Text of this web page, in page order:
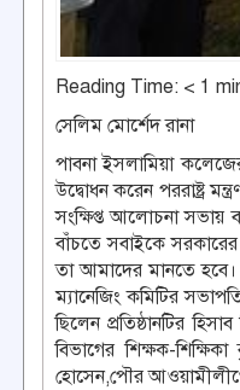
Reading Time: < 1
সেলিম মোর্শেদ রানা
পাবনা ইসলামিয়া
উদ্বোধন করেন পররাষ্ট্র
সংক্ষিপ্ত আলোচনা সভায়
বাঁচতে সবাইকে সরকারের
তা আমাদের মানতে হবে।
ম্যানেজিং কমিটির
ছিলেন প্রতিষ্ঠানটির
বিভাগের শিক্ষক-
হোসেন,পৌর